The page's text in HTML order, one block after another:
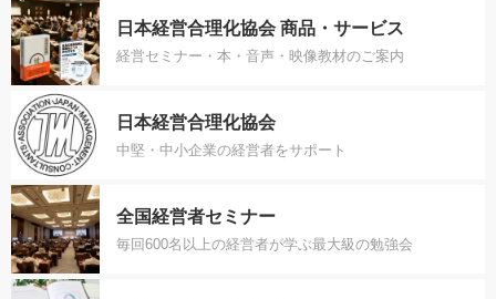
日本経営合理化協会 商品・サービス
経営セミナー・本・音声・映像教材のご案内
日本経営合理化協会
中堅・中小企業の経営者をサポート
全国経営者セミナー
毎回600名以上の経営者が学ぶ最大級の勉強会